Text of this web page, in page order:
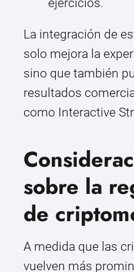
ejercicios.
La integración de
solo mejora la
sino que también
resultados
como Interactive
sobre la
de
A medida que las
vuelven más